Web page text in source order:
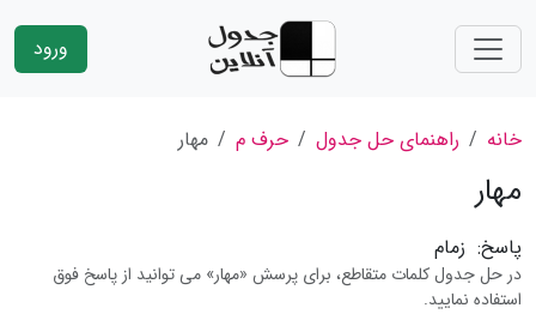
ورود
خانه راهنمای حل جدول حرف م مهار
مهار
پاسخ: زمام
در حل جدول کلمات متقاطع، برای پرسش «مهار» می توانید از پاسخ فوق
استفاده نمایید.